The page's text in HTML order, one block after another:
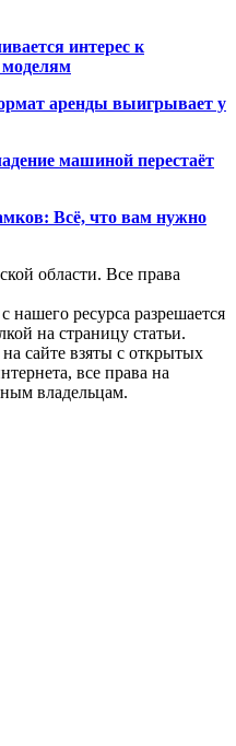
интерес к
аренды выигрывает у
машиной перестаёт
Всё, что вам нужно
области. Все права
ресурса разрешается
на страницу статьи.
сайте взяты с открытых
все права на
владельцам.